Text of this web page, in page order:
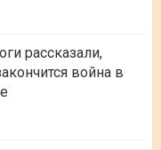
рассказали,
война в